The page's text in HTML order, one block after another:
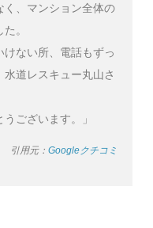
く、マンション全体の
。
ない所、電話もずっ
道レスキュー丸山さ
ございます。」
引用元： Googleクチコミ